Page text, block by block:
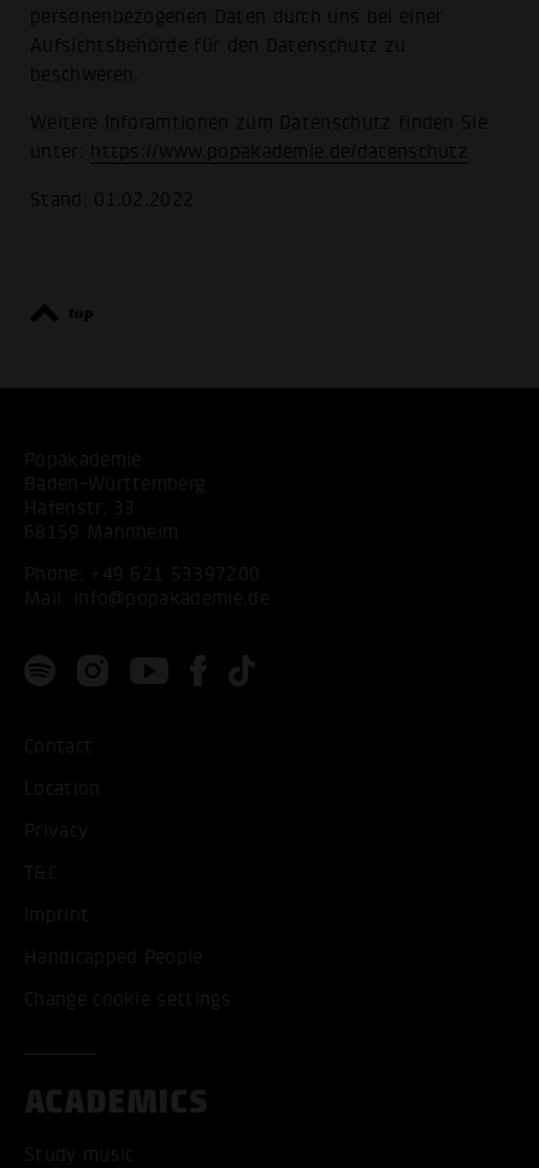
personenbezogenen Daten durch uns bei einer
Aufsichtsbehörde für den Datenschutz zu
beschweren.
Weitere Inforamtionen zum Datenschutz finden Sie
unter:
https://www.popakademie.de/datenschutz
Stand: 01.02.2022
top
Popakademie
Baden-Württemberg
Hafenstr. 33
68159 Mannheim
Phone: +49 621 53397200
Mail:
info@popakademie.de
Contact
Location
Privacy
T&C
Imprint
Handicapped People
Change cookie settings
ACADEMICS
Study music